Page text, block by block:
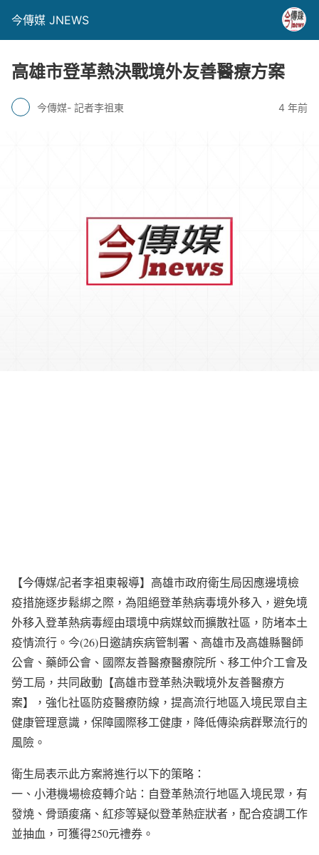
今傳媒 JNEWS
高雄市登革熱決戰境外友善醫療方案
今傳媒- 記者李祖東 4 年前
【今傳媒/記者李祖東報導】高雄市政府衛生局因應邊境檢
疫措施逐步鬆綁之際，為阻絕登革熱病毒境外移入，避免境
外移入登革熱病毒經由環境中病媒蚊而擴散社區，防堵本土
疫情流行。今(26)日邀請疾病管制署、高雄市及高雄縣醫師
公會、藥師公會、國際友善醫療醫療院所、移工仲介工會及
勞工局，共同啟動【高雄市登革熱決戰境外友善醫療方
案】，強化社區防疫醫療防線，提高流行地區入境民眾自主
健康管理意識，保障國際移工健康，降低傳染病群聚流行的
風險。
衛生局表示此方案將進行以下的策略：
一、小港機場檢疫轉介站：自登革熱流行地區入境民眾，有
發燒、骨頭痠痛、紅疹等疑似登革熱症狀者，配合疫調工作
並抽血，可獲得250元禮券。